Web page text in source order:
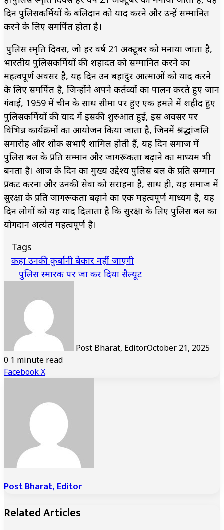
दिन पुलिसकर्मियों के बलिदान को याद करने और उन्हें सम्मानित
करने के लिए समर्पित होता है।
पुलिस स्मृति दिवस, जो हर वर्ष 21 अक्टूबर को मनाया जाता है,
भारतीय पुलिसकर्मियों की शहादत को सम्मानित करने का
महत्वपूर्ण अवसर है, यह दिन उन बहादुर आत्माओं को याद करने
के लिए समर्पित है, जिन्होंने अपने कर्तव्यों का पालन करते हुए जान
गंवाई, 1959 में चीन के साथ सीमा पर हुए एक हमले में शहीद हुए
पुलिसकर्मियों की याद में इसकी शुरुआत हुई, इस अवसर पर
विभिन्न कार्यक्रमों का आयोजन किया जाता है, जिनमें श्रद्धांजलि
समारोह और शोक सभाएँ शामिल होती हैं, यह दिन समाज में
पुलिस बल के प्रति सम्मान और जागरूकता बढ़ाने का माध्यम भी
बनता है। आज के दिन का मुख्य उद्देश्य पुलिस बल के प्रति सम्मान
प्रकट करना और उनकी सेवा को सराहना है, साथ ही, यह समाज में
सुरक्षा के प्रति जागरूकता बढ़ाने का एक महत्वपूर्ण माध्यम है, यह
दिन लोगों को यह याद दिलाता है कि सुरक्षा के लिए पुलिस बल का
योगदान अत्यंत महत्वपूर्ण है।
Tags
कहा उनकी कुर्बानी बेकार नहीं जाएगी
पुलिस स्मारक पर जा कर दिया सैल्यूट
Post Bharat, EditorOctober 21, 2025
0 1 minute read
FacebookXLinkedIn
Tumblr
Pinterest
Reddit
VKontakte
Share
Print
Post Bharat, Editor
Related Articles